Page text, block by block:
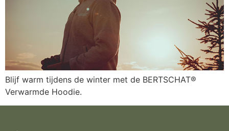
Blijf warm tijdens de winter met de BERTSCHAT®
Verwarmde Hoodie.